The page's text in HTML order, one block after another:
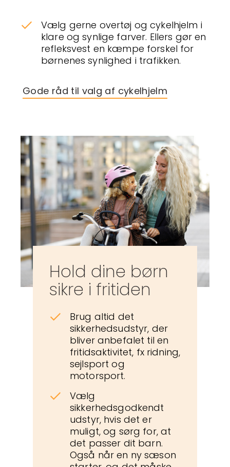
Vælg gerne overtøj og cykelhjelm i
klare og synlige farver. Ellers gør en
refleksvest en kæmpe forskel for
børnenes synlighed i trafikken.
Gode råd til valg af cykelhjelm
Hold dine børn
sikre i fritiden
Brug altid det
sikkerhedsudstyr, der
bliver anbefalet til en
fritidsaktivitet, fx ridning,
sejlsport og
motorsport.
Vælg
sikkerhedsgodkendt
udstyr, hvis det er
muligt, og sørg for, at
det passer dit barn.
Også når en ny sæson